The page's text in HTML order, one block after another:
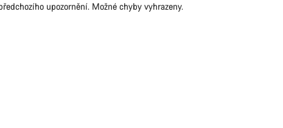
upozornění. Možné chyby vyhrazeny.